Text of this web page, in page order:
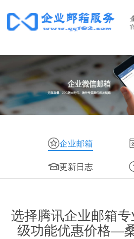
企业邮箱
更新日志
选择腾讯企业邮箱
级功能优惠价格—